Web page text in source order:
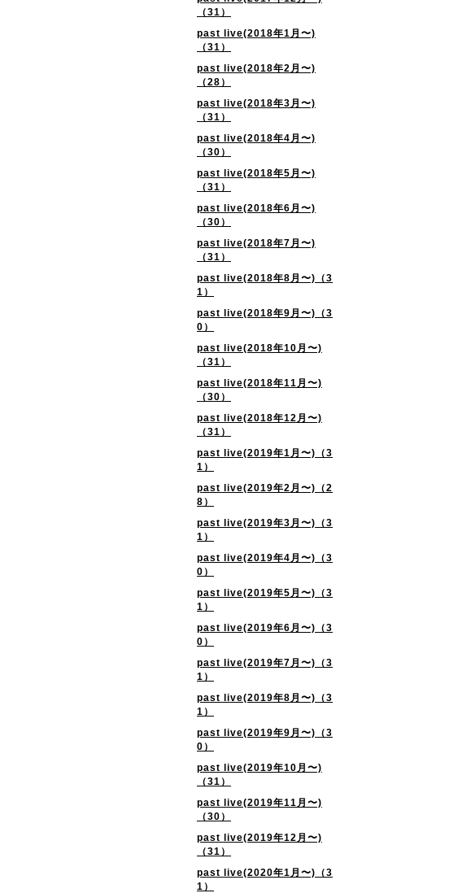
（31）
past live(2018年1月〜)
（31）
past live(2018年2月〜)
（28）
past live(2018年3月〜)
（31）
past live(2018年4月〜)
（30）
past live(2018年5月〜)
（31）
past live(2018年6月〜)
（30）
past live(2018年7月〜)
（31）
past live(2018年8月〜)（3
1）
past live(2018年9月〜)（3
0）
past live(2018年10月〜)
（31）
past live(2018年11月〜)
（30）
past live(2018年12月〜)
（31）
past live(2019年1月〜)（3
1）
past live(2019年2月〜)（2
8）
past live(2019年3月〜)（3
1）
past live(2019年4月〜)（3
0）
past live(2019年5月〜)（3
1）
past live(2019年6月〜)（3
0）
past live(2019年7月〜)（3
1）
past live(2019年8月〜)（3
1）
past live(2019年9月〜)（3
0）
past live(2019年10月〜)
（31）
past live(2019年11月〜)
（30）
past live(2019年12月〜)
（31）
past live(2020年1月〜)（3
1）